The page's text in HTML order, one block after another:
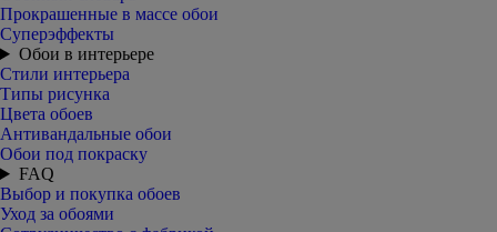
Прокрашенные в массе обои
Суперэффекты
Обои в интерьере
Стили интерьера
Типы рисунка
Цвета обоев
Антивандальные обои
Обои под покраску
FAQ
Выбор и покупка обоев
Уход за обоями